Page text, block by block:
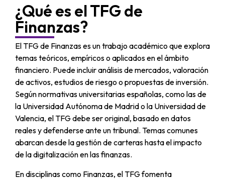
¿Qué es el TFG de
Finanzas?
El TFG de Finanzas es un trabajo académico que explora
temas teóricos, empíricos o aplicados en el ámbito
financiero. Puede incluir análisis de mercados, valoración
de activos, estudios de riesgo o propuestas de inversión.
Según normativas universitarias españolas, como las de
la Universidad Autónoma de Madrid o la Universidad de
Valencia, el TFG debe ser original, basado en datos
reales y defenderse ante un tribunal. Temas comunes
abarcan desde la gestión de carteras hasta el impacto
de la digitalización en las finanzas.
En disciplinas como Finanzas, el TFG fomenta